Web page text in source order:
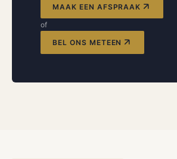
MAAK EEN AFSPRAAK
of
BEL ONS METEEN